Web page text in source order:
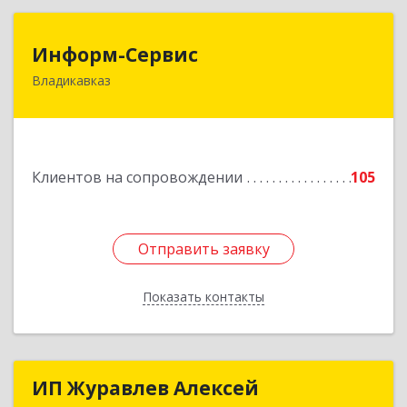
Информ-Сервис
Владикавказ
Клиентов на сопровождении 105
Отправить заявку
Показать контакты
362020, Северная Осетия - Алания Респ,
Отправить заявку
Назад
ИП Журавлев АлексейИП Журавлев Алексей